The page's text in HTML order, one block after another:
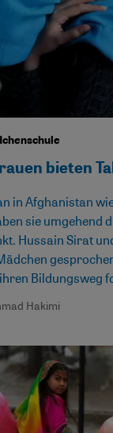
bieten
in Afghanistan
sie umgehend
Hussain Sirat
Bildungsweg
Hakimi